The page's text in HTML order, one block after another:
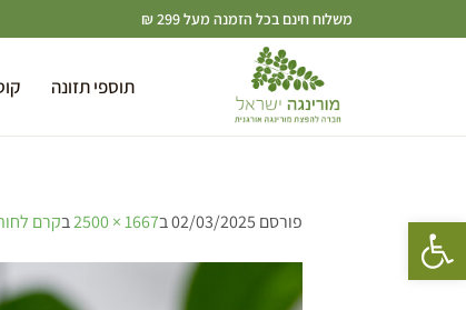
פתח סרגל נגישות
משלוח חינם בכל הזמנה מעל 299 ₪
תוספי תזונה
פורסם 02/03/2025ב1667 × 2500 בקרם